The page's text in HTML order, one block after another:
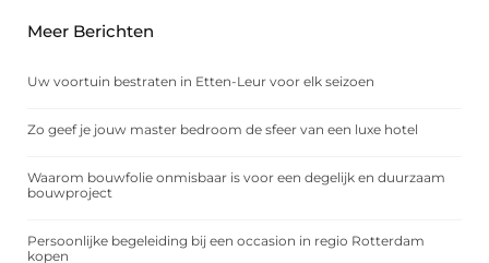
Meer Berichten
Uw voortuin bestraten in Etten-Leur voor elk seizoen
Zo geef je jouw master bedroom de sfeer van een luxe hotel
Waarom bouwfolie onmisbaar is voor een degelijk en duurzaam
bouwproject
Persoonlijke begeleiding bij een occasion in regio Rotterdam
kopen